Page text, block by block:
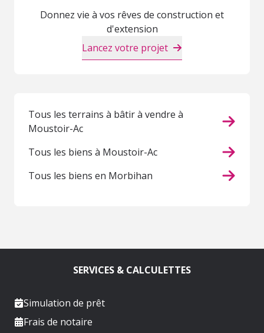
Donnez vie à vos rêves de construction et
d'extension
Lancez votre projet
Tous les terrains à bâtir à vendre à
Moustoir-Ac
Tous les biens à Moustoir-Ac
Tous les biens en Morbihan
SERVICES & CALCULETTES
Simulation de prêt
Frais de notaire